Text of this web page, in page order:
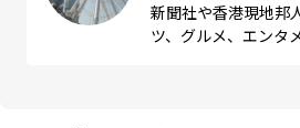
新聞社や香港現地邦
ツ、グルメ、エンタ